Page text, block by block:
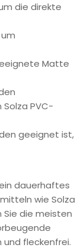
die direkte
Matte
PVC-
geeignet ist,
dauerhaftes
wie Solza
Sie die meisten
und fleckenfrei.